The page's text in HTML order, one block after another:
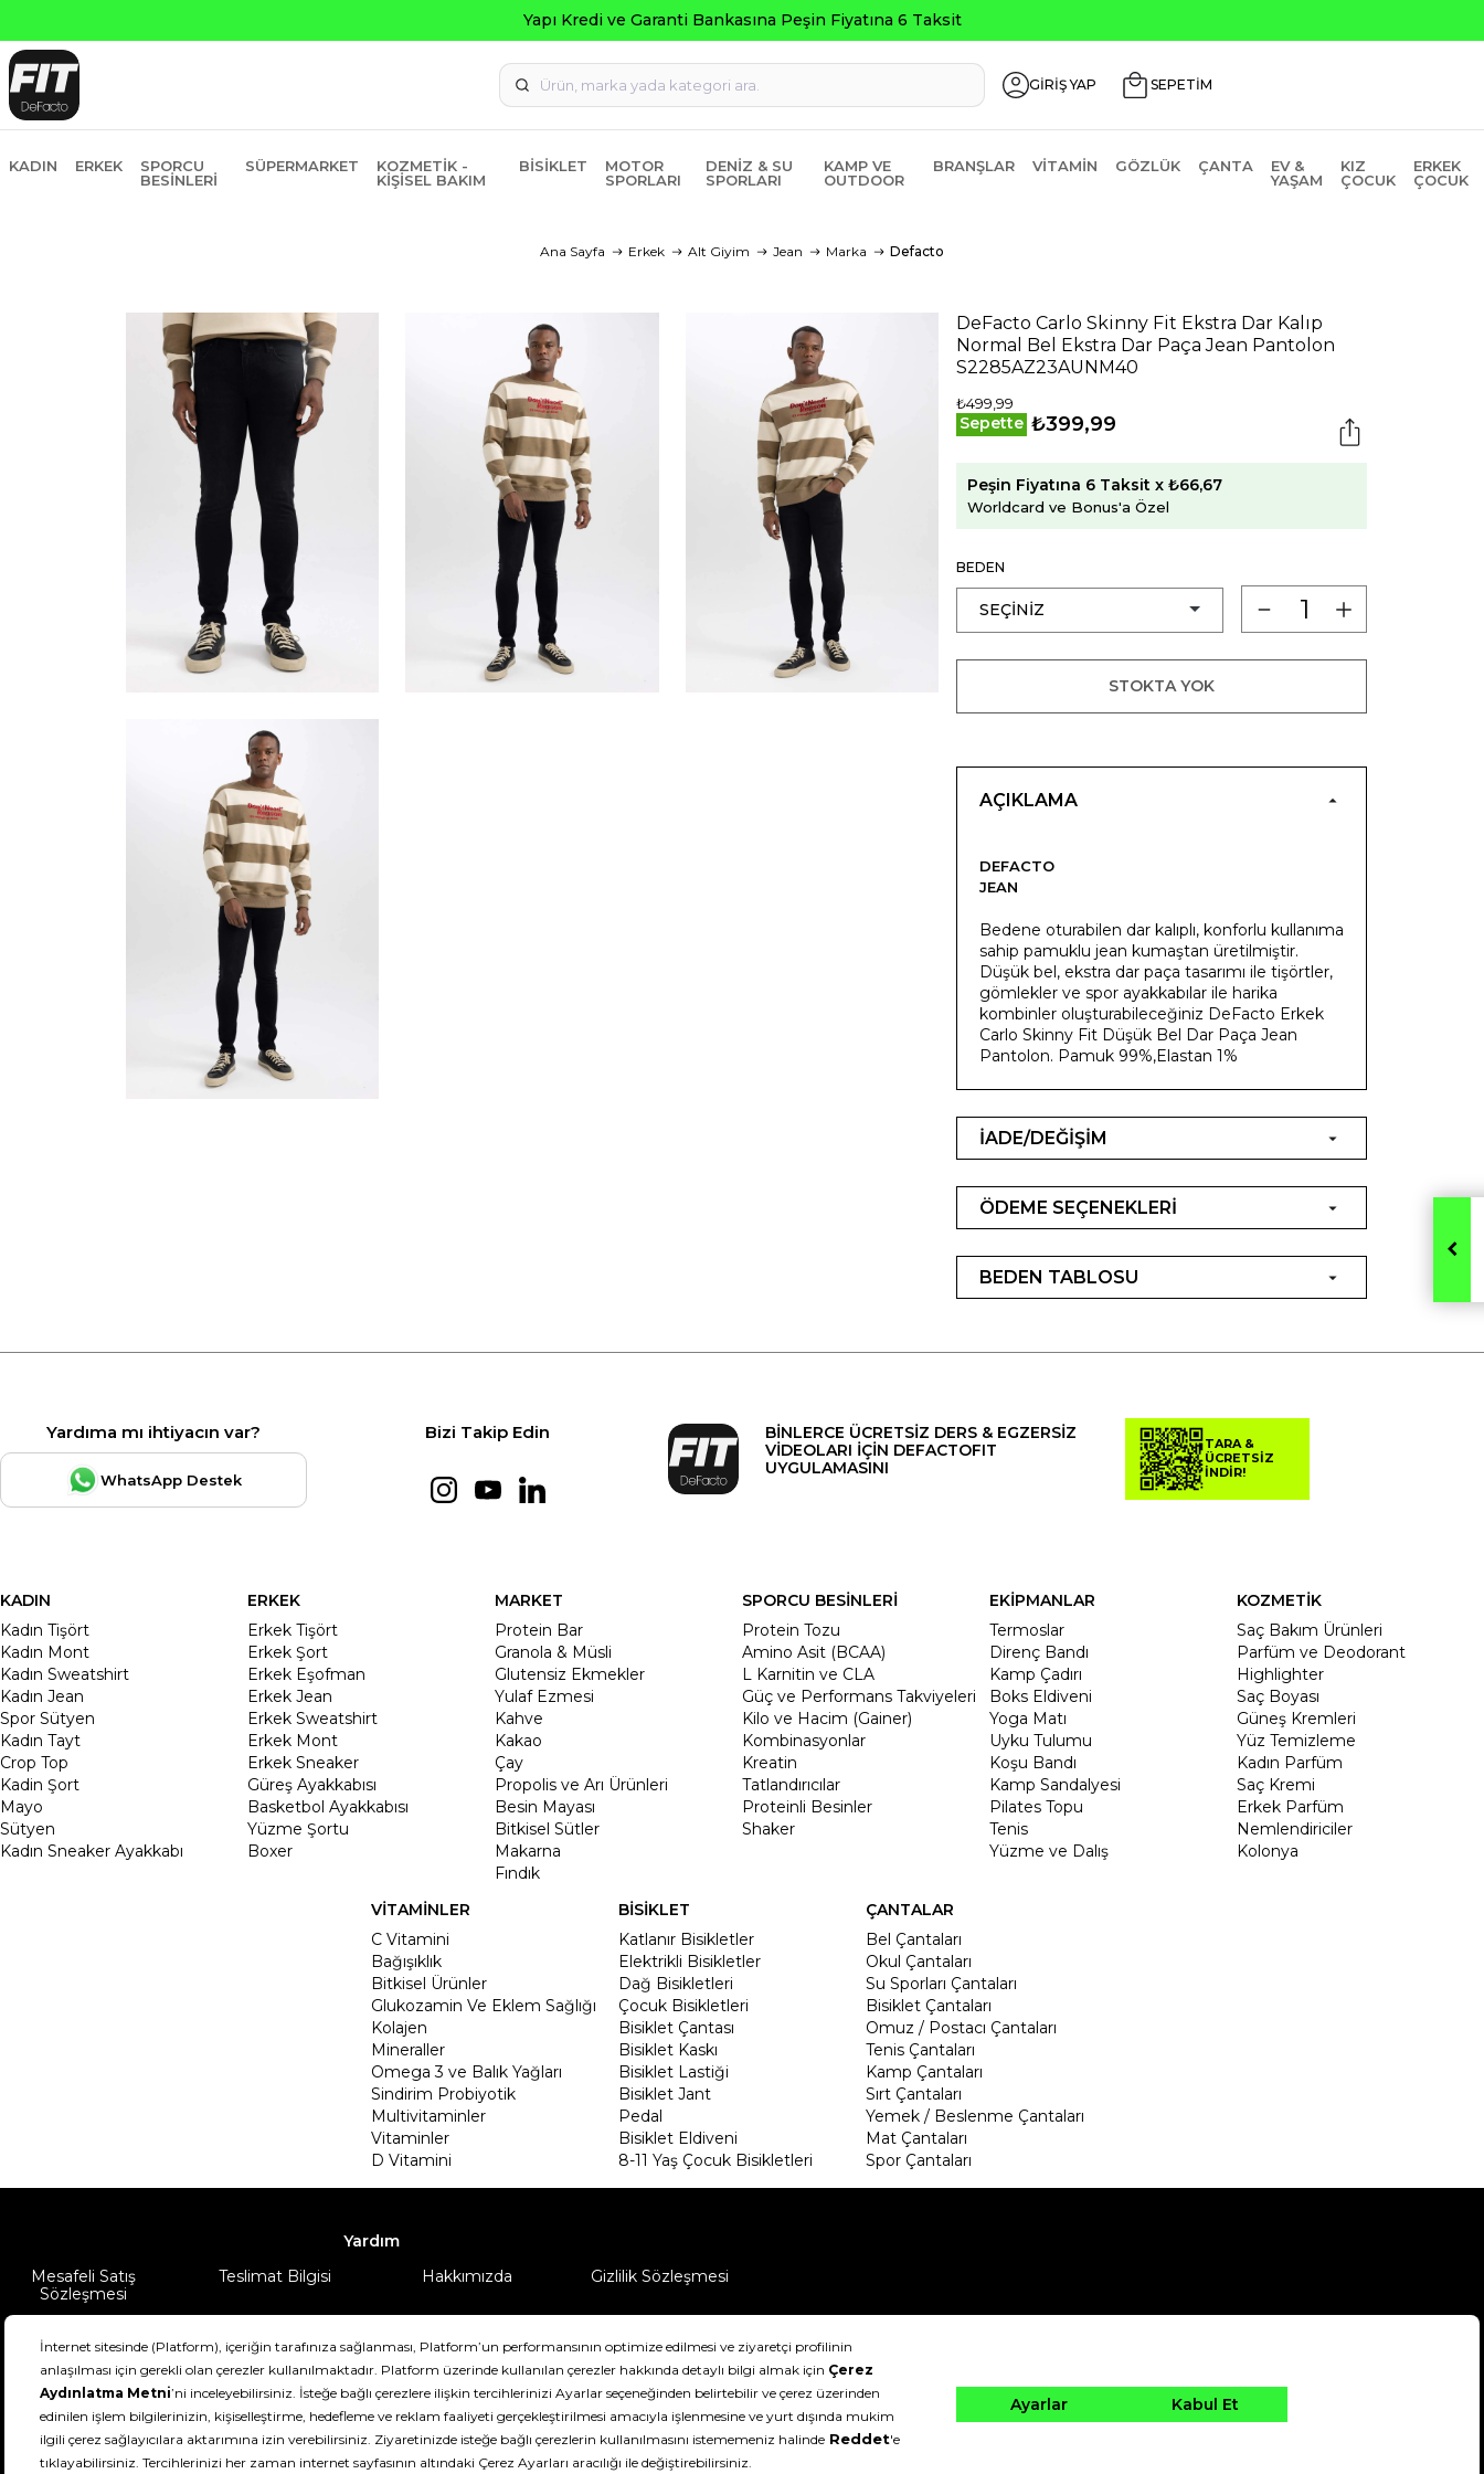
Yapı Kredi ve Garanti Bankasına Peşin Fiyatına 6 Taksit
GİRİŞ YAP SEPETİM
KADIN ERKEK
SPORCU
BESINLERI
SÜPERMARKET
KOZMETIK -
KIŞISEL BAKIM
BISIKLET
MOTOR
SPORLARI
DENIZ & SU
SPORLARI
KAMP VE
OUTDOOR
BRANŞLAR VITAMIN GÖZLÜK ÇANTA
EV &
YAŞAM
KIZ
ÇOCUK
ERKEK
ÇOCUK
Ana Sayfa Erkek Alt Giyim Jean Marka Defacto
DeFacto Carlo Skinny Fit Ekstra Dar Kalıp
Normal Bel Ekstra Dar Paça Jean Pantolon
S2285AZ23AUNM40
₺499,99
Sepette ₺399,99
Peşin Fiyatına 6 Taksit x ₺66,67
Worldcard ve Bonus'a Özel
BEDEN
STOKTA YOK
AÇIKLAMA
DEFACTO
JEAN
Bedene oturabilen dar kalıplı, konforlu kullanıma
sahip pamuklu jean kumaştan üretilmiştir.
Düşük bel, ekstra dar paça tasarımı ile tişörtler,
gömlekler ve spor ayakkabılar ile harika
kombinler oluşturabileceğiniz DeFacto Erkek
Carlo Skinny Fit Düşük Bel Dar Paça Jean
Pantolon. Pamuk 99%,Elastan 1%
İADE/DEĞİŞİM
ÖDEME SEÇENEKLERİ
BEDEN TABLOSU
Yardıma mı ihtiyacın var?
WhatsApp Destek
Bizi Takip Edin
BİNLERCE ÜCRETSİZ DERS & EGZERSİZ
VİDEOLARI İÇİN DEFACTOFIT
UYGULAMASINI
TARA &
ÜCRETSİZ
İNDİR!
KADIN
Kadın Tişört
Kadın Mont
Kadın Sweatshirt
Kadın Jean
Spor Sütyen
Kadın Tayt
Crop Top
Kadin Şort
Mayo
Sütyen
Kadın Sneaker Ayakkabı
ERKEK
Erkek Tişört
Erkek Şort
Erkek Eşofman
Erkek Jean
Erkek Sweatshirt
Erkek Mont
Erkek Sneaker
Güreş Ayakkabısı
Basketbol Ayakkabısı
Yüzme Şortu
Boxer
MARKET
Protein Bar
Granola & Müsli
Glutensiz Ekmekler
Yulaf Ezmesi
Kahve
Kakao
Çay
Propolis ve Arı Ürünleri
Besin Mayası
Bitkisel Sütler
Makarna
Fındık
SPORCU BESİNLERİ
Protein Tozu
Amino Asit (BCAA)
L Karnitin ve CLA
Güç ve Performans Takviyeleri
Kilo ve Hacim (Gainer)
Kombinasyonlar
Kreatin
Tatlandırıcılar
Proteinli Besinler
Shaker
EKİPMANLAR
Termoslar
Direnç Bandı
Kamp Çadırı
Boks Eldiveni
Yoga Matı
Uyku Tulumu
Koşu Bandı
Kamp Sandalyesi
Pilates Topu
Tenis
Yüzme ve Dalış
KOZMETİK
Saç Bakım Ürünleri
Parfüm ve Deodorant
Highlighter
Saç Boyası
Güneş Kremleri
Yüz Temizleme
Kadın Parfüm
Saç Kremi
Erkek Parfüm
Nemlendiriciler
Kolonya
VİTAMİNLER
C Vitamini
Bağışıklık
Bitkisel Ürünler
Glukozamin Ve Eklem Sağlığı
Kolajen
Mineraller
Omega 3 ve Balık Yağları
Sindirim Probiyotik
Multivitaminler
Vitaminler
D Vitamini
BİSİKLET
Katlanır Bisikletler
Elektrikli Bisikletler
Dağ Bisikletleri
Çocuk Bisikletleri
Bisiklet Çantası
Bisiklet Kaskı
Bisiklet Lastiği
Bisiklet Jant
Pedal
Bisiklet Eldiveni
8-11 Yaş Çocuk Bisikletleri
ÇANTALAR
Bel Çantaları
Okul Çantaları
Su Sporları Çantaları
Bisiklet Çantaları
Omuz / Postacı Çantaları
Tenis Çantaları
Kamp Çantaları
Sırt Çantaları
Yemek / Beslenme Çantaları
Mat Çantaları
Spor Çantaları
Yardım
Mesafeli Satış
Sözleşmesi
Teslimat Bilgisi Hakkımızda Gizlilik Sözleşmesi